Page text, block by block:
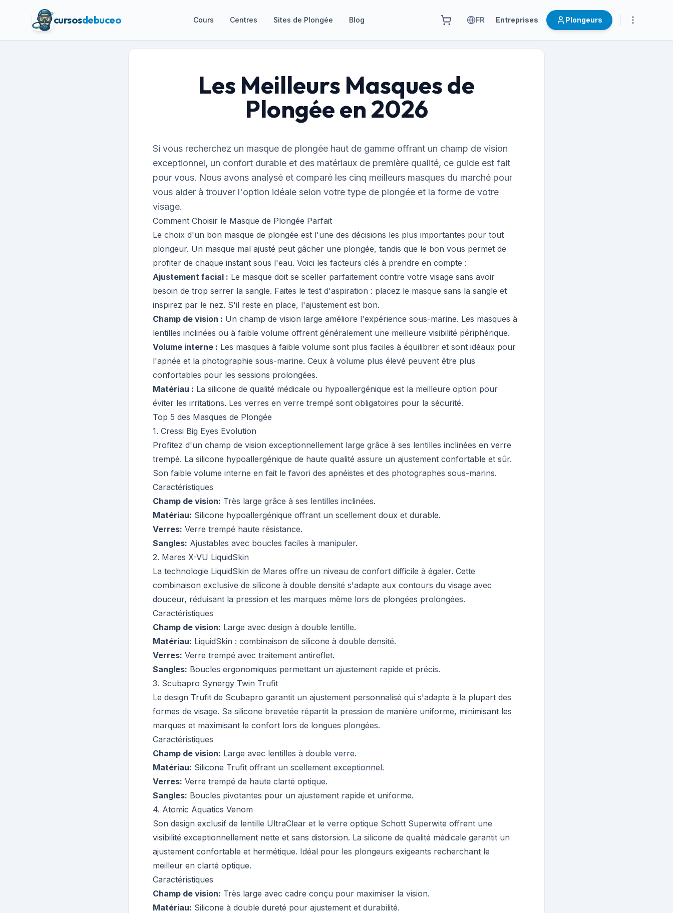
cursosdebuceo Cours Centres Sites de Plongée Blog FR Entreprises Plongeurs
Les Meilleurs Masques de
Plongée en 2026
Si vous recherchez un masque de plongée haut de gamme offrant un champ de vision
exceptionnel, un confort durable et des matériaux de première qualité, ce guide est fait
pour vous. Nous avons analysé et comparé les cinq meilleurs masques du marché pour
vous aider à trouver l'option idéale selon votre type de plongée et la forme de votre
visage.
Comment Choisir le Masque de Plongée Parfait
Le choix d'un bon masque de plongée est l'une des décisions les plus importantes pour tout
plongeur. Un masque mal ajusté peut gâcher une plongée, tandis que le bon vous permet de
profiter de chaque instant sous l'eau. Voici les facteurs clés à prendre en compte :
Ajustement facial : Le masque doit se sceller parfaitement contre votre visage sans avoir
besoin de trop serrer la sangle. Faites le test d'aspiration : placez le masque sans la sangle et
inspirez par le nez. S'il reste en place, l'ajustement est bon.
Champ de vision : Un champ de vision large améliore l'expérience sous-marine. Les masques à
lentilles inclinées ou à faible volume offrent généralement une meilleure visibilité périphérique.
Volume interne : Les masques à faible volume sont plus faciles à équilibrer et sont idéaux pour
l'apnée et la photographie sous-marine. Ceux à volume plus élevé peuvent être plus
confortables pour les sessions prolongées.
Matériau : La silicone de qualité médicale ou hypoallergénique est la meilleure option pour
éviter les irritations. Les verres en verre trempé sont obligatoires pour la sécurité.
Top 5 des Masques de Plongée
1. Cressi Big Eyes Evolution
Profitez d'un champ de vision exceptionnellement large grâce à ses lentilles inclinées en verre
trempé. La silicone hypoallergénique de haute qualité assure un ajustement confortable et sûr.
Son faible volume interne en fait le favori des apnéistes et des photographes sous-marins.
Caractéristiques
Champ de vision: Très large grâce à ses lentilles inclinées.
Matériau: Silicone hypoallergénique offrant un scellement doux et durable.
Verres: Verre trempé haute résistance.
Sangles: Ajustables avec boucles faciles à manipuler.
2. Mares X-VU LiquidSkin
La technologie LiquidSkin de Mares offre un niveau de confort difficile à égaler. Cette
combinaison exclusive de silicone à double densité s'adapte aux contours du visage avec
douceur, réduisant la pression et les marques même lors de plongées prolongées.
Caractéristiques
Champ de vision: Large avec design à double lentille.
Matériau: LiquidSkin : combinaison de silicone à double densité.
Verres: Verre trempé avec traitement antireflet.
Sangles: Boucles ergonomiques permettant un ajustement rapide et précis.
3. Scubapro Synergy Twin Trufit
Le design Trufit de Scubapro garantit un ajustement personnalisé qui s'adapte à la plupart des
formes de visage. Sa silicone brevetée répartit la pression de manière uniforme, minimisant les
marques et maximisant le confort lors de longues plongées.
Caractéristiques
Champ de vision: Large avec lentilles à double verre.
Matériau: Silicone Trufit offrant un scellement exceptionnel.
Verres: Verre trempé de haute clarté optique.
Sangles: Boucles pivotantes pour un ajustement rapide et uniforme.
4. Atomic Aquatics Venom
Son design exclusif de lentille UltraClear et le verre optique Schott Superwite offrent une
visibilité exceptionnellement nette et sans distorsion. La silicone de qualité médicale garantit un
ajustement confortable et hermétique. Idéal pour les plongeurs exigeants recherchant le
meilleur en clarté optique.
Caractéristiques
Champ de vision: Très large avec cadre conçu pour maximiser la vision.
Matériau: Silicone à double dureté pour ajustement et durabilité.